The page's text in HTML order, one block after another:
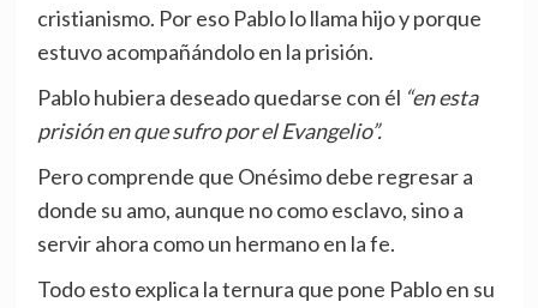
cristianismo. Por eso Pablo lo llama hijo y porque
estuvo acompañándolo en la prisión.
Pablo hubiera deseado quedarse con él “en esta
prisión en que sufro por el Evangelio”.
Pero comprende que Onésimo debe regresar a
donde su amo, aunque no como esclavo, sino a
servir ahora como un hermano en la fe.
Todo esto explica la ternura que pone Pablo en su